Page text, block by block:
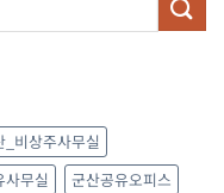
_비상주사무실
사무실
군산공유오피스